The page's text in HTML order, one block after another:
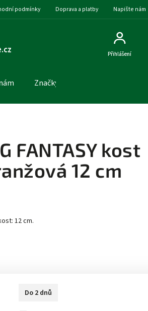
podmínky Doprava a platby Napište nám
Přihlášení
Značky
FANTASY kost
12 cm
12 cm.
Do 2 dnů